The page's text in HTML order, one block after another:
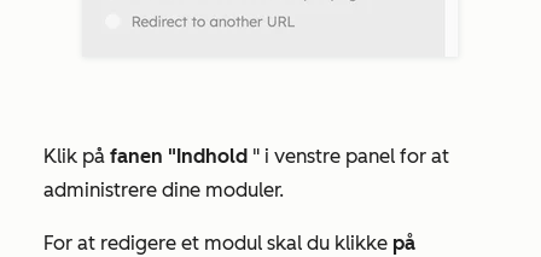
Klik på fanen "Indhold " i venstre panel for at
administrere dine moduler.
For at redigere et modul skal du klikke på